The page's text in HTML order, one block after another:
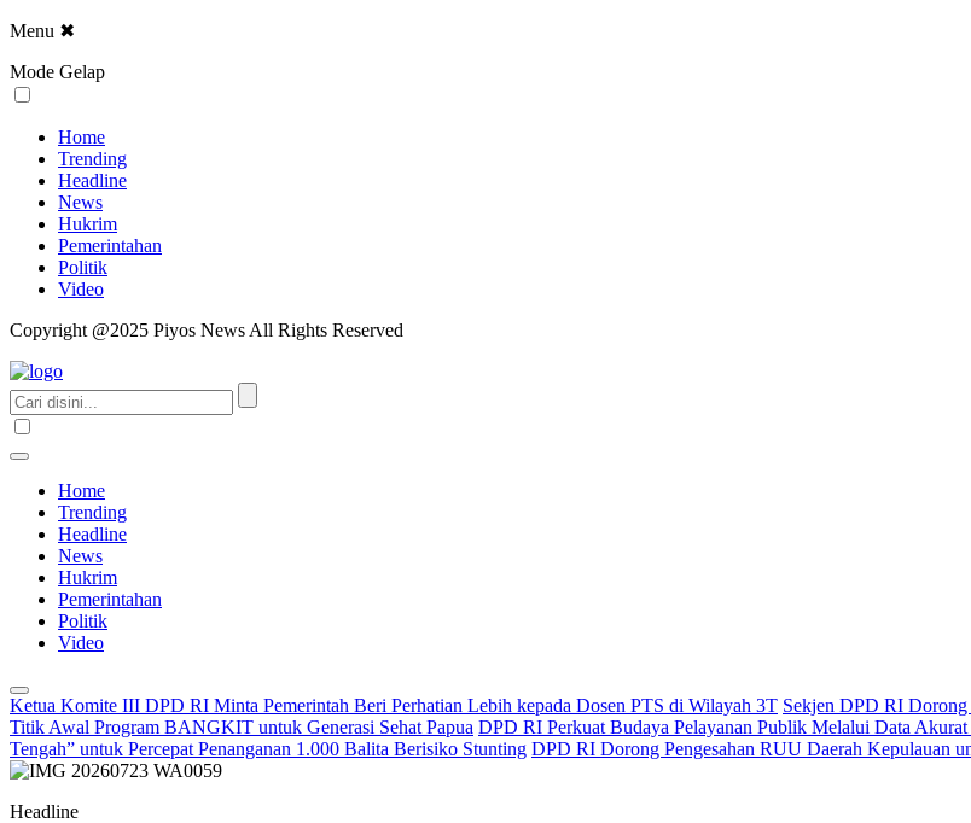
Menu ✖
Mode Gelap
Home
Trending
Headline
News
Hukrim
Pemerintahan
Politik
Video
Copyright @2025 Piyos News All Rights Reserved
Home
Trending
Headline
News
Hukrim
Pemerintahan
Politik
Video
Ketua Komite III DPD RI Minta Pemerintah Beri Perhatian Lebih kepada Dosen PTS di Wilayah 3T Sekjen DPD RI
Titik Awal Program BANGKIT untuk Generasi Sehat Papua DPD RI Perkuat Budaya Pelayanan Publik Melalui Data
Tengah” untuk Percepat Penanganan 1.000 Balita Berisiko Stunting DPD RI Dorong Pengesahan RUU Daerah Kepulauan
Headline